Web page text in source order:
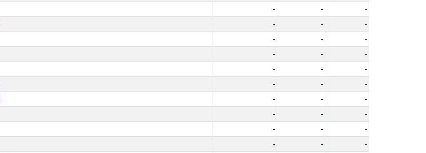
- -
-
- -
-
- -
-
- -
-
- -
-
- -
-
- -
-
- -
-
- -
-
- -
-